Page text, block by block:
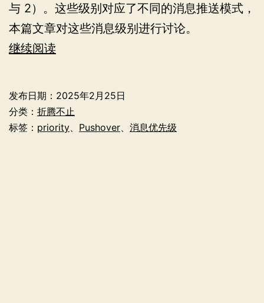
与 2）。这些级别对应了不同的消息推送模式，
本篇文章对这些消息级别进行讨论。
继续阅读
种
消
发布日期： 2025年2月25日
分类： 折腾不止
标签： priority Pushover 消息优先级